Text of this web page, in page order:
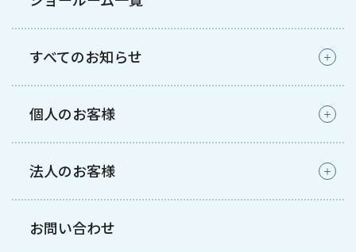
すべてのお知らせ
個人のお客様
法人のお客様
お問い合わせ